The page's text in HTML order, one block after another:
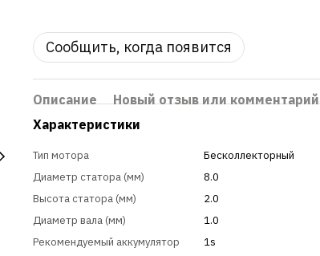
Сообщить, когда появится
Описание
Новый отзыв или комментарий
Характеристики
Тип мотора
Бесколлекторный
Диаметр статора (мм)
8.0
Высота статора (мм)
2.0
Диаметр вала (мм)
1.0
Рекомендуемый аккумулятор
1s